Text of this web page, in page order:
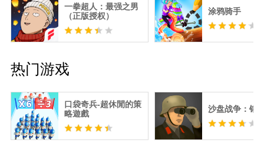
一拳超人：最强之男
（正版授权）
涂鸦骑手
热门游戏
口袋奇兵-超休閒的策
略遊戲
沙盘战争：钢